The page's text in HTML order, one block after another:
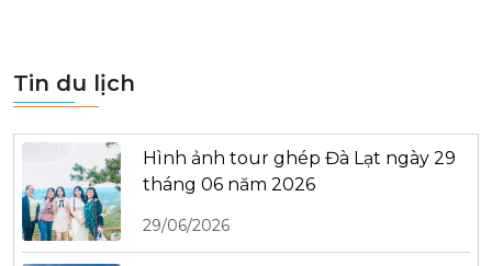
Tin du lịch
Hình ảnh tour ghép Đà Lạt ngày 29
tháng 06 năm 2026
29/06/2026